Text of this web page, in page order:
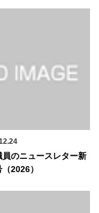
員のニュースレター新
2026）